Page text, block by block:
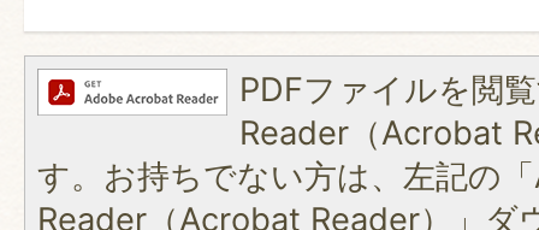
PDFファイルを閲
Reader（Acrobat
す。お持ちでない方は、左記の
Reader（Acrobat Reader）」ダ